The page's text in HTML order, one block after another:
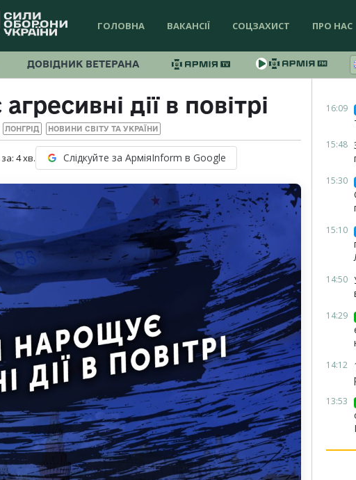
ГОЛОВНА ВАКАНСІЇ СОЦЗАХИСТ ПРО НАС
ДОВІДНИК ВЕТЕРАНА
дії в повітрі
ЛОНГРІД НОВИНИ СВІТУ ТА УКРАЇНИ
4хв. Слідкуйте за АрміяInform в Google
16:09
15:48
15:30
15:10
14:50
14:29
14:12
13:53